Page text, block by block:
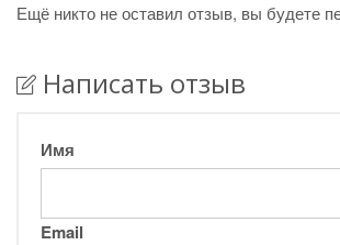
Ещё никто не оставил отзыв, вы будете
Написать отзыв
Имя
Email